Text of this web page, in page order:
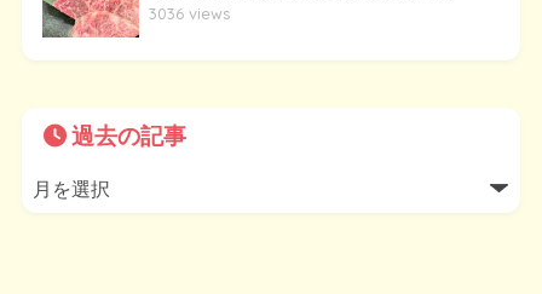
3036 views
過去の記事